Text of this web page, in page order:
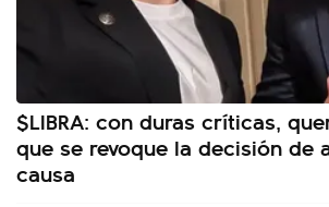
$LIBRA: con duras críticas,
que se revoque la decisión de
causa